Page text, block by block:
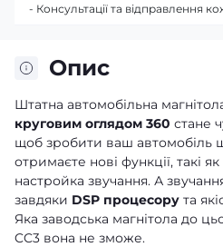
Опис
Штатна автомобільна
круговим оглядом 360 стане
щоб зробити ваш автомобіль
отримаєте нові функції, такі як
настройка звучання. А
завдяки DSP процесору та
Яка заводська магнітола до
CC3 вона не зможе.
- Консультації та відправлення